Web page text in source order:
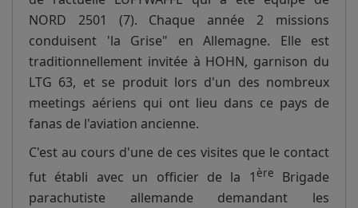
NORD 2501 (7). Chaque année 2 missions
conduisent 'la Grise" en Allemagne. Elle est
traditionnellement invitée à HOHN, garnison du
LTG 63, et se produit lors d'un des nombreux
meetings aériens qui ont lieu dans ce pays de
fanas de l'aviation ancienne.
C'est au cours d'une de ces visites que le contact
fut établi avec un officier de la 1 ère
Brigade
parachutiste allemande demandant les